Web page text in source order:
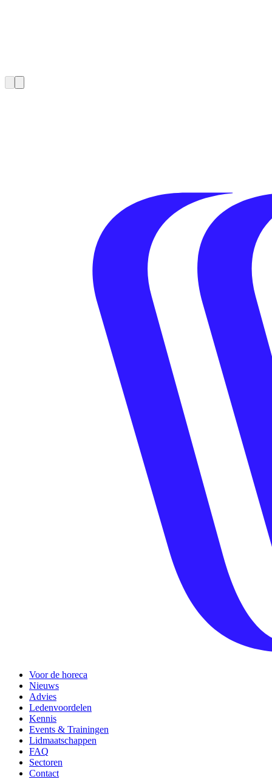
Voor de horeca
Nieuws
Advies
Ledenvoordelen
Kennis
Events & Trainingen
Lidmaatschappen
FAQ
Sectoren
Contact